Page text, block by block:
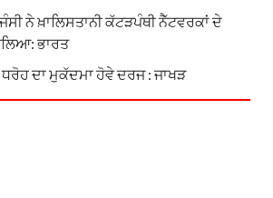
ਨੇ ਖ਼ਾਲਿਸਤਾਨੀ ਕੱਟੜਪੰਥੀ ਨੈੱਟਵਰਕਾਂ ਦੇ
ਭਾਰਤ
ਦਾ ਮੁਕੱਦਮਾ ਹੋਵੇ ਦਰਜ : ਜਾਖੜ